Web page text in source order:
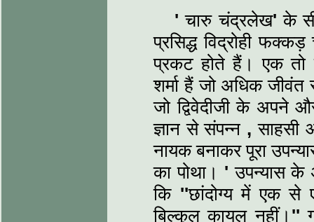
' चारु चंद्रलेख' के
प्रसिद्ध विद्रोही
प्रकट होते हैं। एक तो
शर्मा हैं जो अधिक
जो द्विवेदीजी के अपने
ज्ञान से संपन्‍न , साहसी
नायक बनाकर पूरा
का पोथा। ' उपन्‍यास
कि ''छांदोग्‍य में एक से
बिल्‍कुल कायल नहीं। ''